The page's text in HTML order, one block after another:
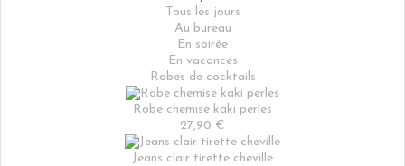
Tous les jours
Au bureau
En soirée
En vacances
Robes de cocktails
Robe chemise kaki perles
27,90 €
Jeans clair tirette cheville